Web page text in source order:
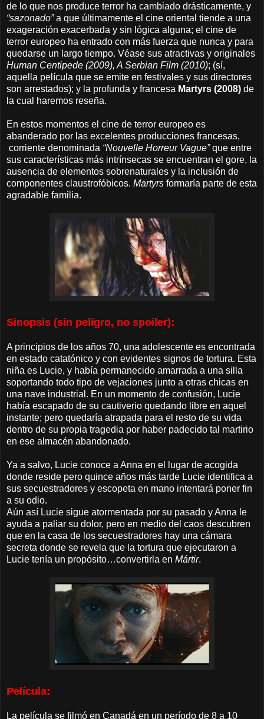
de lo que nos produce terror ha cambiado drásticamente, y
“sazonado”a que últimamente el cine oriental tiende a una
exageración exacerbada y sin lógica alguna; el cine de
terror europeo ha entrado con más fuerza que nunca y para
quedarse un largo tiempo. Véase sus atractivas y originales
Human Centipede (2009), A Serbian Film (2010); (sí,
aquella película que se emite en festivales y sus directores
son arrestados); y la profunda y francesa Martyrs (2008) de
la cual haremos reseña.
En estos momentos el cine de terror europeo es
abanderado por las excelentes producciones francesas,
corriente denominada “Nouvelle Horreur Vague”que entre
sus características más intrínsecas se encuentran el gore, la
ausencia de elementos sobrenaturales y la inclusión de
componentes claustrofóbicos. Martyrs formaría parte de esta
agradable familia.
Sinopsis (sin peligro, no spoiler):
A principios de los años 70, una adolescente es encontrada
en estado catatónico y con evidentes signos de tortura. Esta
niña es Lucie, y había permanecido amarrada a una silla
soportando todo tipo de vejaciones junto a otras chicas en
una nave industrial. En un momento de confusión, Lucie
había escapado de su cautiverio quedando libre en aquel
instante; pero quedaría atrapada para el resto de su vida
dentro de su propia tragedia por haber padecido tal martirio
en ese almacén abandonado.
Ya a salvo, Lucie conoce a Anna en el lugar de acogida
donde reside pero quince años más tarde Lucie identifica a
sus secuestradores y escopeta en mano intentará poner fin
a su odio.
Aún así Lucie sigue atormentada por su pasado y Anna le
ayuda a paliar su dolor, pero en medio del caos descubren
que en la casa de los secuestradores hay una cámara
secreta donde se revela que la tortura que ejecutaron a
Lucie tenía un propósito…convertirla en Mártir.
Película:
La película se filmó en Canadá en un período de 8 a 10